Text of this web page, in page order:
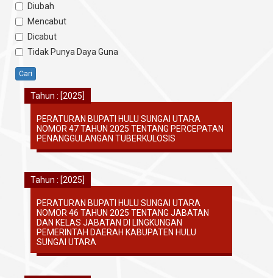
Diubah
Mencabut
Dicabut
Tidak Punya Daya Guna
Cari
Tahun : [2025]
PERATURAN BUPATI HULU SUNGAI UTARA
NOMOR 47 TAHUN 2025 TENTANG PERCEPATAN
PENANGGULANGAN TUBERKULOSIS
Tahun : [2025]
PERATURAN BUPATI HULU SUNGAI UTARA
NOMOR 46 TAHUN 2025 TENTANG JABATAN
DAN KELAS JABATAN DI LINGKUNGAN
PEMERINTAH DAERAH KABUPATEN HULU
SUNGAI UTARA